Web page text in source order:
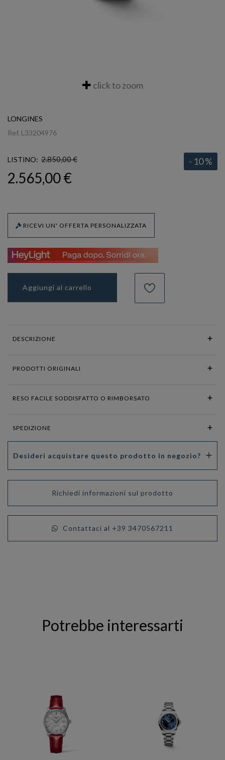
click to zoom
LONGINES
Ref. L33204976
LISTINO: 2.850,00 € - 10 %
2.565,00 €
RICEVI UN' OFFERTA PERSONALIZZATA
Aggiungi al carrello
DESCRIZIONE
PRODOTTI ORIGINALI
RESO FACILE SODDISFATTO O RIMBORSATO
SPEDIZIONE
Desideri acquistare questo prodotto in negozio?
Richiedi informazioni sul prodotto
Contattaci al +39 3470567211
Potrebbe interessarti